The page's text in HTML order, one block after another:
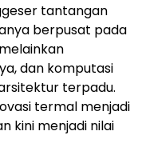
tantangan
berpusat pada
dan komputasi
terpadu.
termal menjadi
kini menjadi nilai